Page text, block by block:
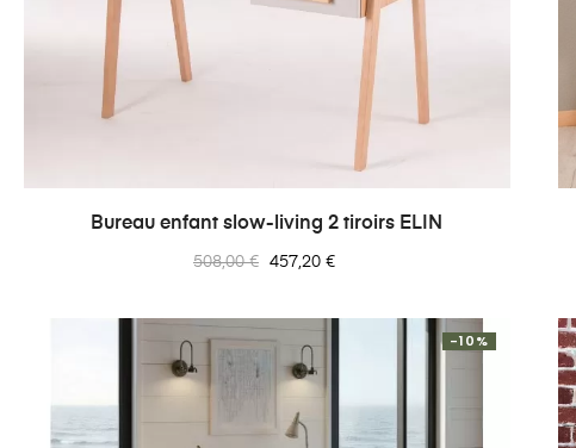
Bureau enfant slow-living 2 tiroirs ELIN
Prix
508,00 € Prix
457,20 €
-10%